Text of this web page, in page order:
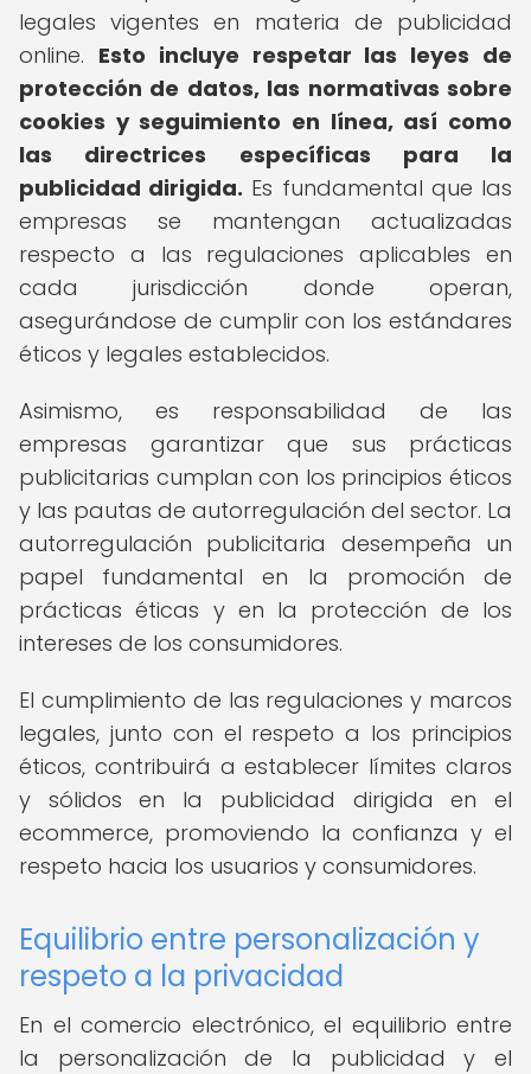
legales vigentes en materia de publicidad
online. Esto incluye respetar las leyes de
protección de datos, las normativas sobre
cookies y seguimiento en línea, así como
las directrices específicas para la
publicidad dirigida. Es fundamental que las
empresas se mantengan actualizadas
respecto a las regulaciones aplicables en
cada jurisdicción donde operan,
asegurándose de cumplir con los estándares
éticos y legales establecidos.
Asimismo, es responsabilidad de las
empresas garantizar que sus prácticas
publicitarias cumplan con los principios éticos
y las pautas de autorregulación del sector. La
autorregulación publicitaria desempeña un
papel fundamental en la promoción de
prácticas éticas y en la protección de los
intereses de los consumidores.
El cumplimiento de las regulaciones y marcos
legales, junto con el respeto a los principios
éticos, contribuirá a establecer límites claros
y sólidos en la publicidad dirigida en el
ecommerce, promoviendo la confianza y el
respeto hacia los usuarios y consumidores.
Equilibrio entre personalización y
respeto a la privacidad
En el comercio electrónico, el equilibrio entre
la personalización de la publicidad y el